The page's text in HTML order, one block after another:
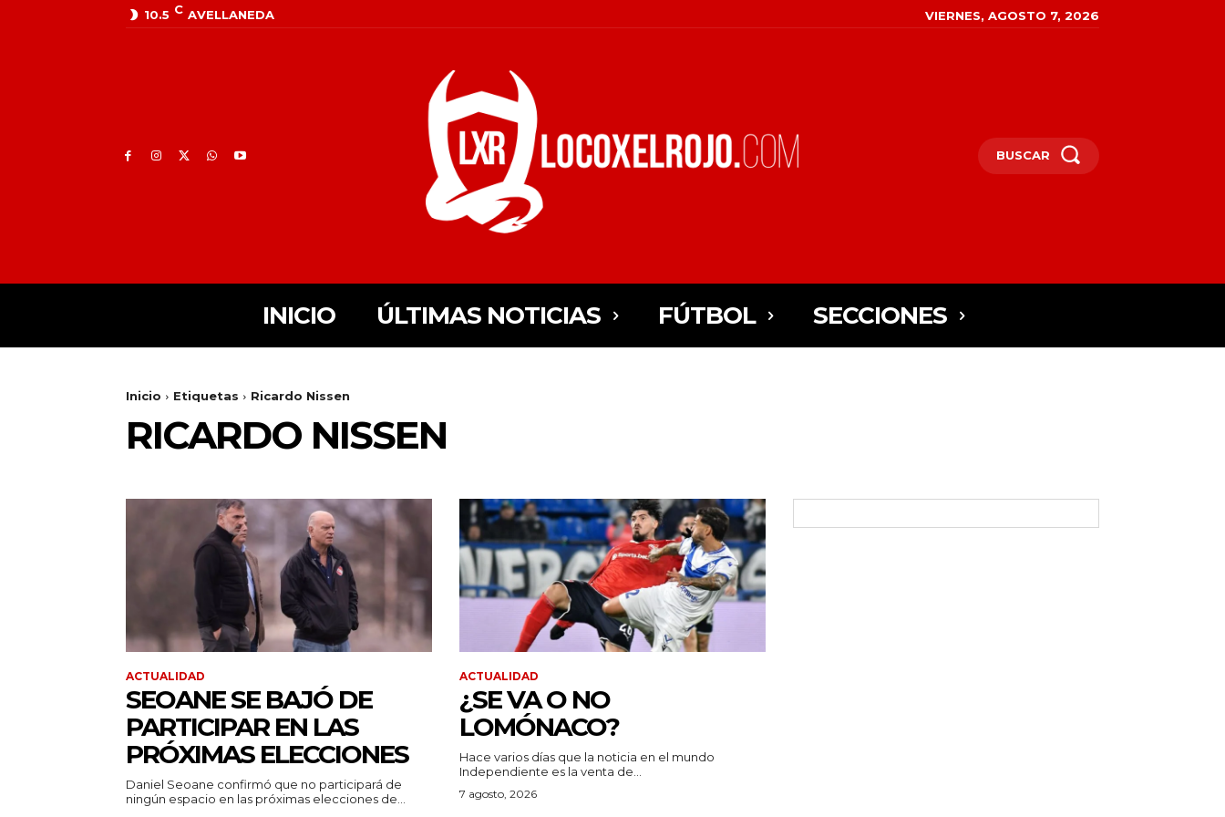
10.5 C AVELLANEDA VIERNES, AGOSTO 7, 2026
BUSCAR
INICIO ÚLTIMAS NOTICIAS FÚTBOL SECCIONES
Inicio Etiquetas Ricardo Nissen
RICARDO NISSEN
ACTUALIDAD
SEOANE SE BAJÓ DE
PARTICIPAR EN LAS
PRÓXIMAS ELECCIONES
Daniel Seoane confirmó que no participará de
ningún espacio en las próximas elecciones de...
ACTUALIDAD
¿SE VA O NO
LOMÓNACO?
Hace varios días que la noticia en el mundo
Independiente es la venta de...
7 agosto, 2026